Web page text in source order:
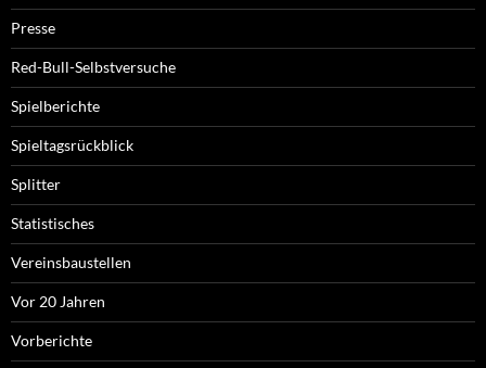
Presse
Red-Bull-Selbstversuche
Spielberichte
Spieltagsrückblick
Splitter
Statistisches
Vereinsbaustellen
Vor 20 Jahren
Vorberichte